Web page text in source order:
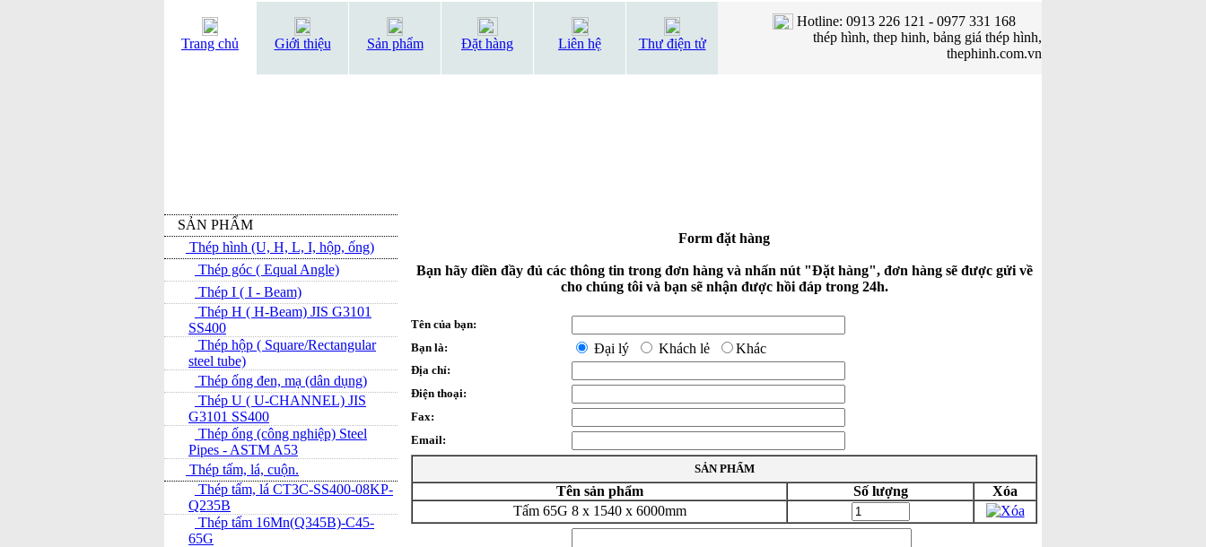
Trang chủ Giới thiệu Sản phẩm Đặt hàng Liên hệ Thư điện tử
Hotline: 0913 226 121 - 0977 331 168
thép hình, thep hinh, bảng giá thép hình,
thephinh.com.vn
SẢN PHẨM
Thép hình (U, H, L, I, hộp, ống)
Thép góc ( Equal Angle)
Thép I ( I - Beam)
Thép H ( H-Beam) JIS G3101
SS400
Thép hộp ( Square/Rectangular
steel tube)
Thép ống đen, mạ (dân dụng)
Thép U ( U-CHANNEL) JIS
G3101 SS400
Thép ống (công nghiệp) Steel
Pipes - ASTM A53
Thép tấm, lá, cuộn.
Thép tấm, lá CT3C-SS400-08KP-
Q235B
Thép tấm 16Mn(Q345B)-C45-
65G
Form đặt hàng
Bạn hãy điền đầy đủ các thông tin trong đơn hàng và nhấn nút "Đặt hàng", đơn hàng sẽ được gửi về
cho chúng tôi và bạn sẽ nhận được hồi đáp trong 24h.
Tên của bạn:
Bạn là:
Đại lý Khách lẻ Khác
Địa chỉ:
Điện thoại:
Fax:
Email:
SẢN PHẨM
Tên sản phẩm Số lượng
Xóa
Tấm 65G 8 x 1540 x 6000mm